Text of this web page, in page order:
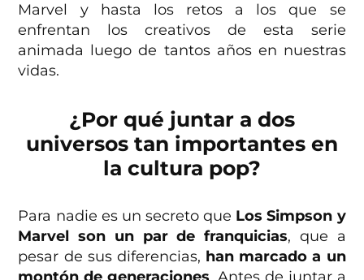
Marvel y hasta los retos a los que se
enfrentan los creativos de esta serie
animada luego de tantos años en nuestras
vidas.
¿Por qué juntar a dos
universos tan importantes en
la cultura pop?
Para nadie es un secreto que Los Simpson y
Marvel son un par de franquicias, que a
pesar de sus diferencias, han marcado a un